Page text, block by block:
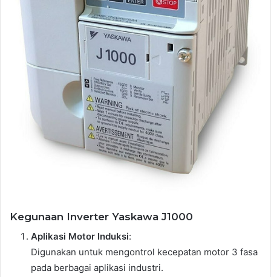
Kegunaan Inverter Yaskawa J1000
Aplikasi Motor Induksi:
Digunakan untuk mengontrol kecepatan motor 3 fasa
pada berbagai aplikasi industri.